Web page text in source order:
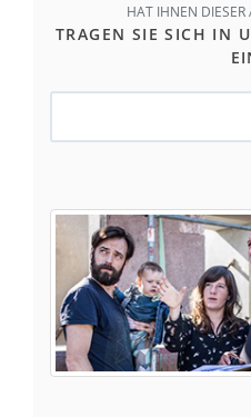
HAT IHNEN DIESER
TRAGEN SIE SICH IN